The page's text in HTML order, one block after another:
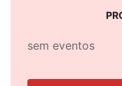
sem eventos